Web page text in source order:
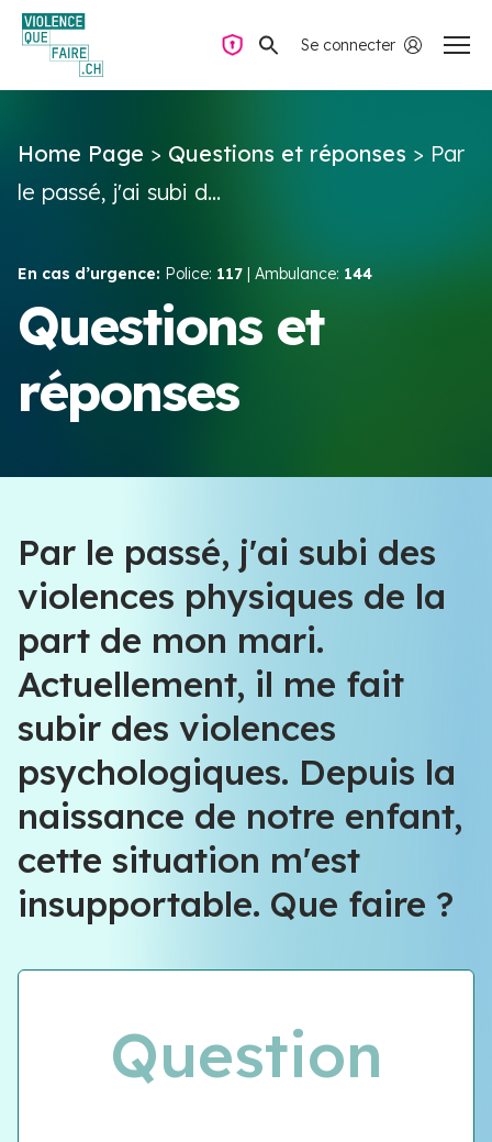
Se connecter
Questions & Réponses
La violence dans le couple
Ressources & Campagnes
Navigation privée
Home Page > Questions et réponses > Par
le passé, j'ai subi d...
En cas d’urgence: Police: 117 | Ambulance: 144
Questions et
réponses
Par le passé, j'ai subi des
violences physiques de la
part de mon mari.
Actuellement, il me fait
subir des violences
psychologiques. Depuis la
naissance de notre enfant,
cette situation m'est
insupportable. Que faire ?
Question